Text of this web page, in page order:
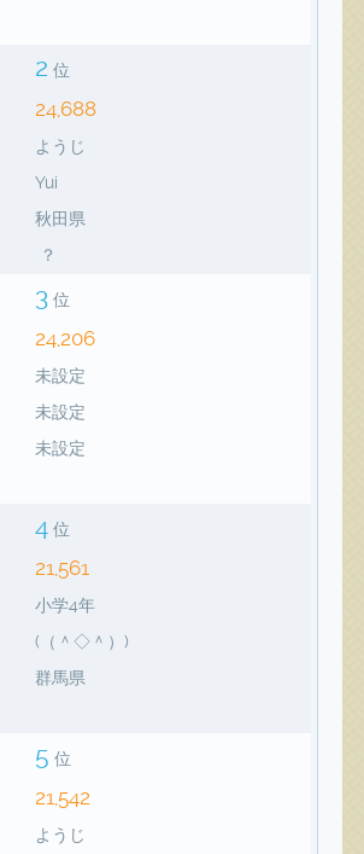
2 位
24,688
ようじ
Yui
秋田県
？
3 位
24,206
未設定
未設定
未設定
4 位
21,561
小学4年
(（＾◇＾）)
群馬県
5 位
21,542
ようじ